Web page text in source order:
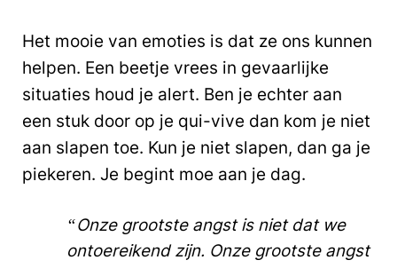
Het mooie van emoties is dat ze ons kunnen
helpen. Een beetje vrees in gevaarlijke
situaties houd je alert. Ben je echter aan
een stuk door op je qui-vive dan kom je niet
aan slapen toe. Kun je niet slapen, dan ga je
piekeren. Je begint moe aan je dag.
“Onze grootste angst is niet dat we
ontoereikend zijn. Onze grootste angst